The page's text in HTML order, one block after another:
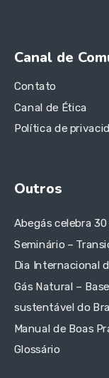
Canal de
Contato
Canal de Ética
Política de
Outros
Abegás celebra
Seminário –
Dia Internacional
Gás Natural –
sustentável do
Manual de Boas
Glossário